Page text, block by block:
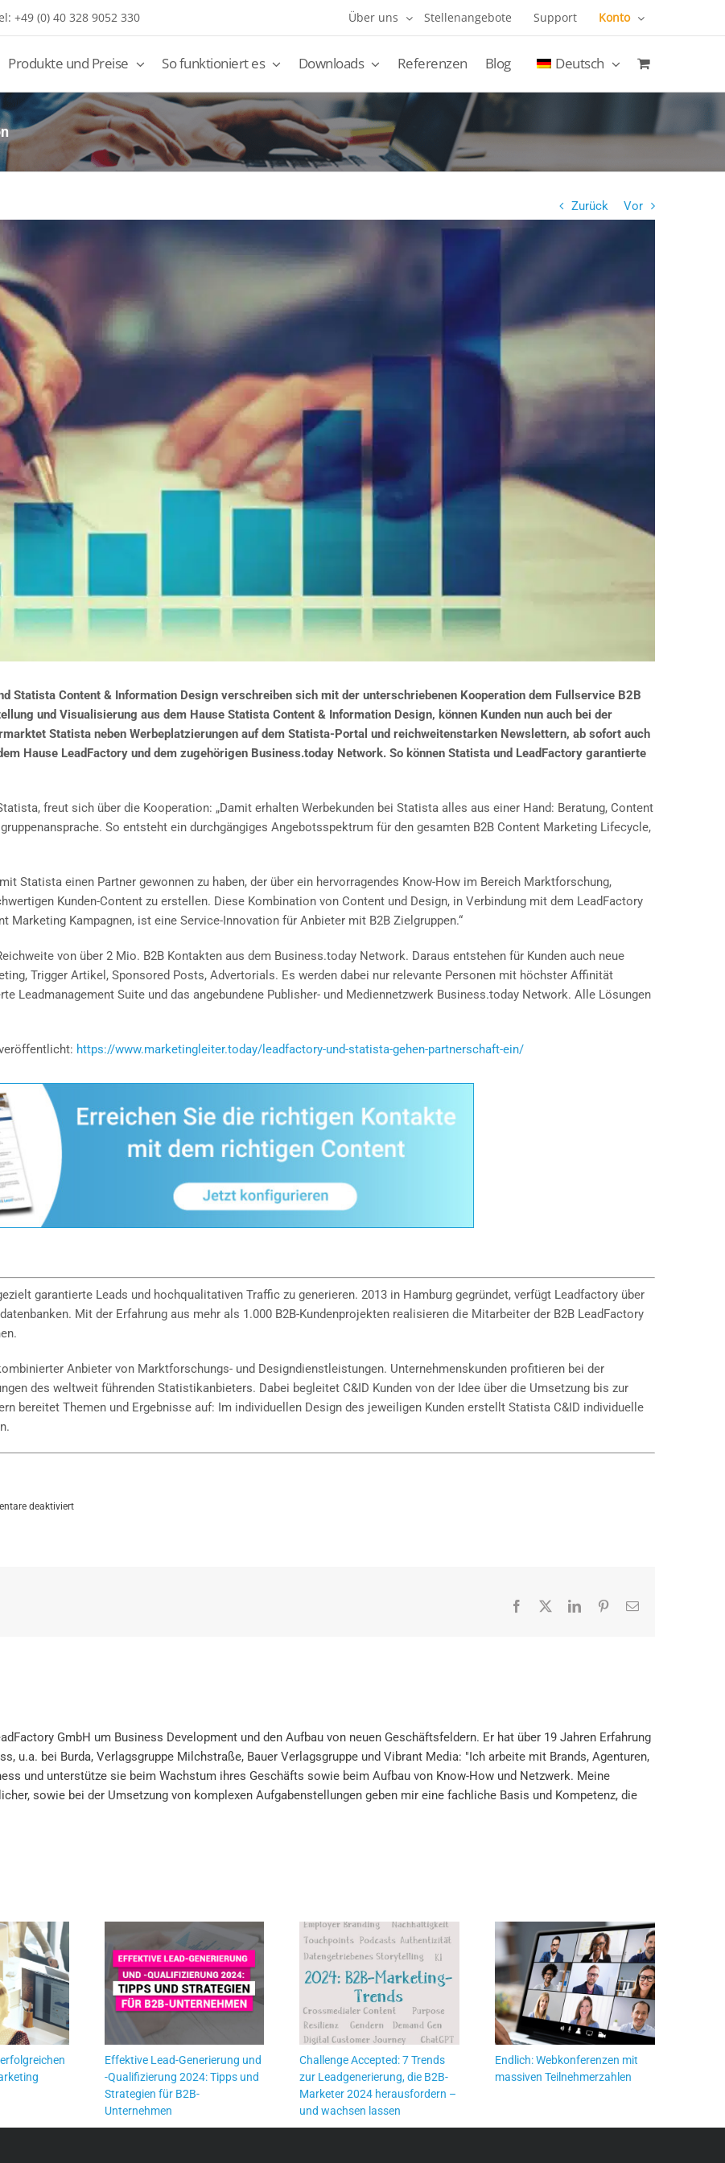
+49 (0) 40 328 9052 330 Über uns Stellenangebote Support Konto
Produkte und Preise So funktioniert es Downloads Referenzen Blog Deutsch
Zurück
Vor
Statista Content & Information Design verschreiben sich mit der unterschriebenen Kooperation dem Fullservice B2B
und Visualisierung aus dem Hause Statista Content & Information Design, können Kunden nun auch bei der
Statista neben Werbeplatzierungen auf dem Statista-Portal und reichweitenstarken Newslettern, ab sofort auch
Hause LeadFactory und dem zugehörigen Business.today Network. So können Statista und LeadFactory garantierte
freut sich über die Kooperation: „Damit erhalten Werbekunden bei Statista alles aus einer Hand: Beratung, Content
So entsteht ein durchgängiges Angebotsspektrum für den gesamten B2B Content Marketing Lifecycle,
Statista einen Partner gewonnen zu haben, der über ein hervorragendes Know-How im Bereich Marktforschung,
Kunden-Content zu erstellen. Diese Kombination von Content und Design, in Verbindung mit dem LeadFactory
Marketing Kampagnen, ist eine Service-Innovation für Anbieter mit B2B Zielgruppen.“
von über 2 Mio. B2B Kontakten aus dem Business.today Network. Daraus entstehen für Kunden auch neue
Trigger Artikel, Sponsored Posts, Advertorials. Es werden dabei nur relevante Personen mit höchster Affinität
Leadmanagement Suite und das angebundene Publisher- und Mediennetzwerk Business.today Network. Alle Lösungen
https://www.marketingleiter.today/leadfactory-und-statista-gehen-partnerschaft-ein/
garantierte Leads und hochqualitativen Traffic zu generieren. 2013 in Hamburg gegründet, verfügt Leadfactory über
Mit der Erfahrung aus mehr als 1.000 B2B-Kundenprojekten realisieren die Mitarbeiter der B2B LeadFactory
Anbieter von Marktforschungs- und Designdienstleistungen. Unternehmenskunden profitieren bei der
des weltweit führenden Statistikanbieters. Dabei begleitet C&ID Kunden von der Idee über die Umsetzung bis zur
bereitet Themen und Ergebnisse auf: Im individuellen Design des jeweiligen Kunden erstellt Statista C&ID individuelle
deaktiviertfür
Facebook LinkedInPinterest
E-
GmbH um Business Development und den Aufbau von neuen Geschäftsfeldern. Er hat über 19 Jahren Erfahrung
u.a. bei Burda, Verlagsgruppe Milchstraße, Bauer Verlagsgruppe und Vibrant Media: "Ich arbeite mit Brands, Agenturen,
und unterstütze sie beim Wachstum ihres Geschäfts sowie beim Aufbau von Know-How und Netzwerk. Meine
sowie bei der Umsetzung von komplexen Aufgabenstellungen geben mir eine fachliche Basis und Kompetenz, die
Effektive Lead-Generierung und
-Qualifizierung 2024: Tipps und
Strategien für B2B-
Unternehmen
Challenge Accepted: 7 Trends
zur Leadgenerierung, die B2B-
Marketer 2024 herausfordern –
und wachsen lassen
Endlich: Webkonferenzen mit
massiven Teilnehmerzahlen